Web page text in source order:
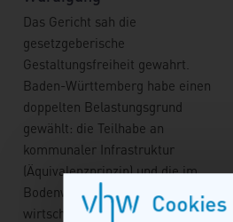
Cookies
Das Gericht sah die
gesetzgeberische
Gestaltungsfreiheit gewahrt.
Baden-Württemberg habe einen
doppelten Belastungsgrund
gewählt: die Teilhabe an
kommunaler Infrastruktur
(Äquivalenzprinzip) und die im
Bodenwert verkörperte
wirtschaftliche Leistungsfähigkeit.